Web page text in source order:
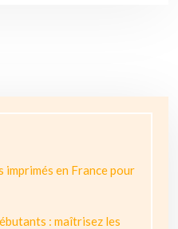
en France pour
: maîtrisez les